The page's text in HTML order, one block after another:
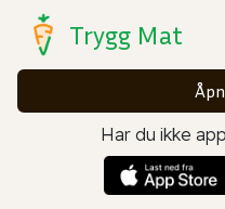
Trygg Mat
Har du ikke